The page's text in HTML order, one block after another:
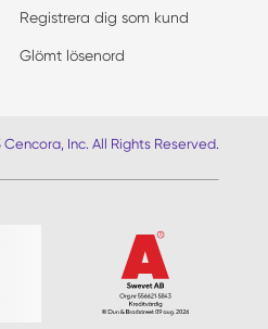
Registrera dig som kund
Glömt lösenord
Inc. All Rights Reserved.